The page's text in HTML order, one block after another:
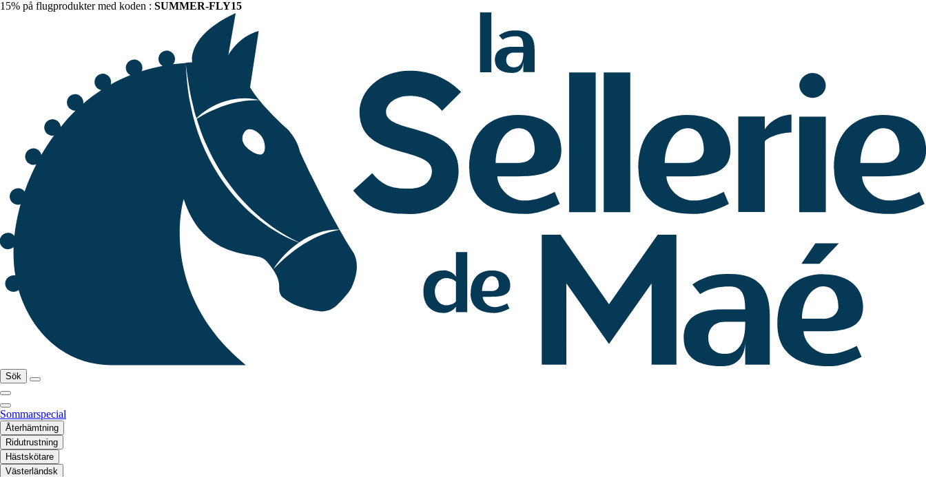
15% på flugprodukter med koden : SUMMER-FLY15
Sök
Sommarspecial
Återhämtning
Ridutrustning
Hästskötare
Västerländsk